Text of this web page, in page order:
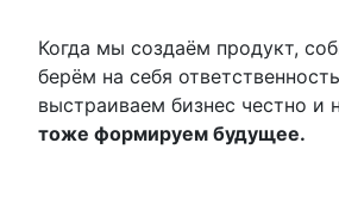
Когда мы создаём продукт,
берём на себя
выстраиваем бизнес честно и
тоже формируем будущее.